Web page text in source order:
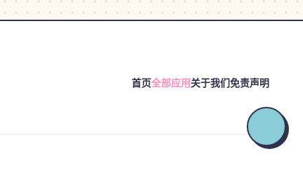
首页全部应用关于我们免责声明